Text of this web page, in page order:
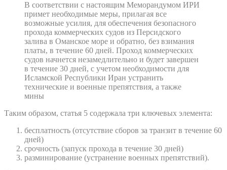
В соответствии с настоящим Меморандумом ИРИ
примет необходимые меры, прилагая все
возможные усилия, для обеспечения безопасного
прохода коммерческих судов из Персидского
залива в Оманское море и обратно, без взимания
платы, в течение 60 дней. Проход коммерческих
судов начнется незамедлительно и будет завершен
в течение 30 дней, с учетом необходимости для
Исламской Республики Иран устранить
технические и военные препятствия, а также
мины
Таким образом, статья 5 содержала три ключевых элемента:
бесплатность (отсутствие сборов за транзит в течение 60
дней)
срочность (запуск прохода в течение 30 дней)
разминирование (устранение военных препятствий).